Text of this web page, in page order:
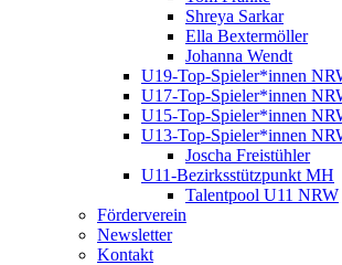
Shreya Sarkar
Ella Bextermöller
Johanna Wendt
U19-Top-Spieler*innen
U17-Top-Spieler*innen
U15-Top-Spieler*innen
U13-Top-Spieler*innen
Joscha Freistühler
U11-Bezirksstützpunkt MH
Talentpool U11 NRW
Förderverein
Newsletter
Kontakt